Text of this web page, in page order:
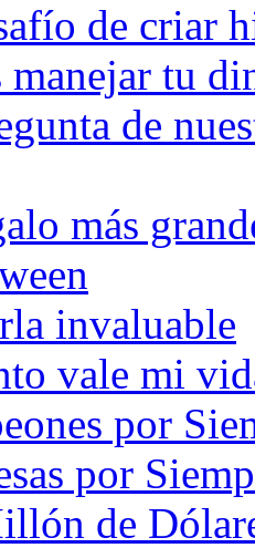
de criar
manejar tu
de
más
invaluable
vale mi
por
por
de